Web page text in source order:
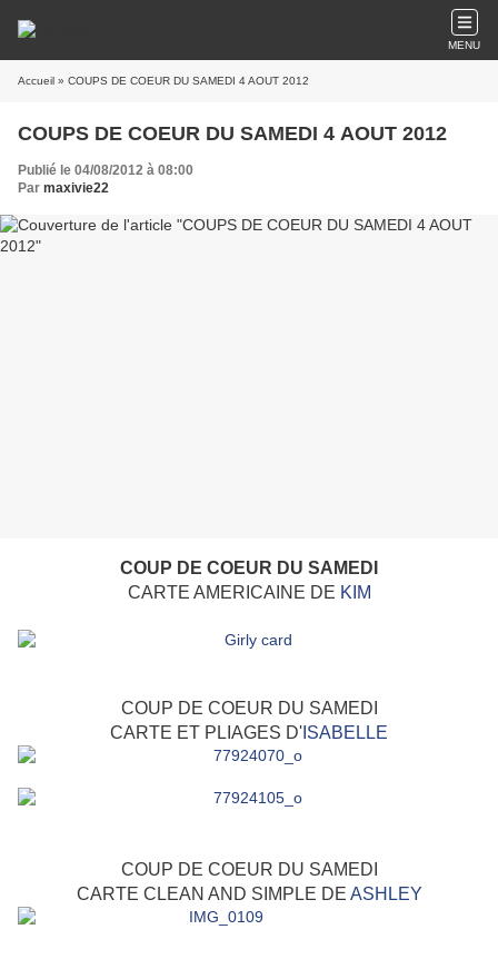
MENU
Accueil » COUPS DE COEUR DU SAMEDI 4 AOUT 2012
COUPS DE COEUR DU SAMEDI 4 AOUT 2012
Publié le 04/08/2012 à 08:00
Par maxivie22
COUP DE COEUR DU SAMEDI
CARTE AMERICAINE DE KIM
COUP DE COEUR DU SAMEDI
CARTE ET PLIAGES D' ISABELLE
COUP DE COEUR DU SAMEDI
CARTE CLEAN AND SIMPLE DE ASHLEY